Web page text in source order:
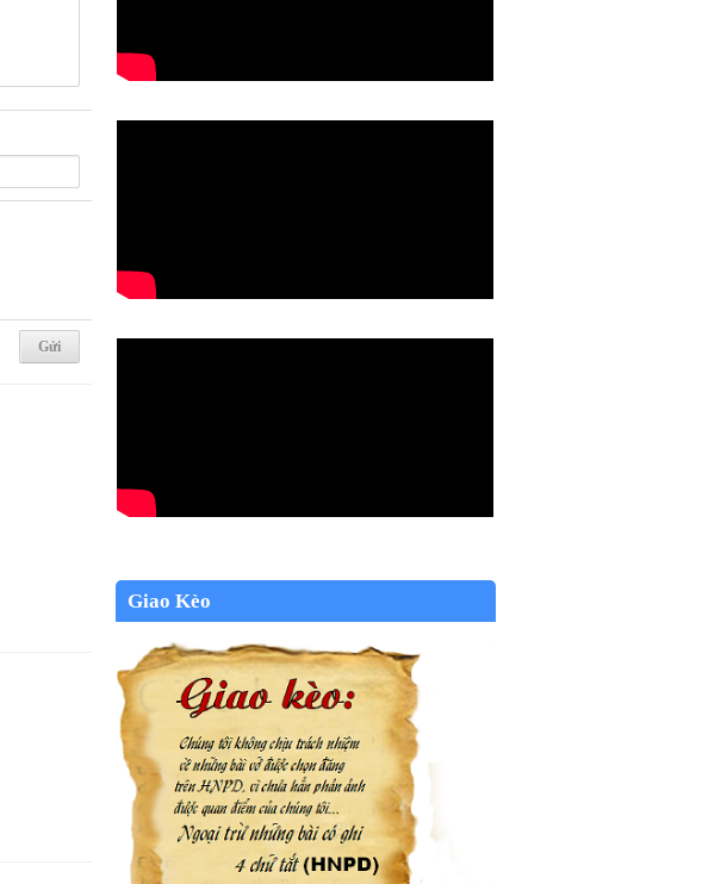
Giao Kèo